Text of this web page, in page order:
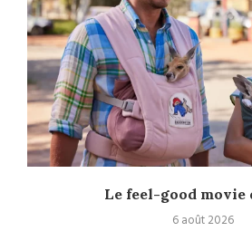
Le feel-good movie
6 août 2026